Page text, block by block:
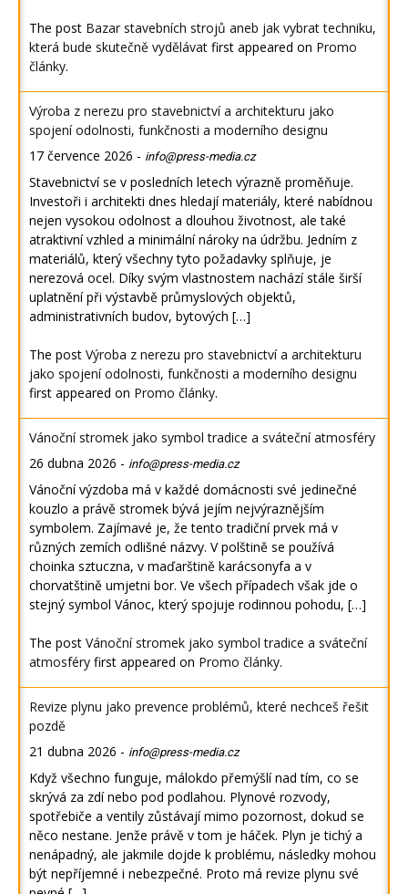
The post Bazar stavebních strojů aneb jak vybrat techniku,
která bude skutečně vydělávat first appeared on Promo
články.
Výroba z nerezu pro stavebnictví a architekturu jako
spojení odolnosti, funkčnosti a moderního designu
17 července 2026 - info@press-media.cz
Stavebnictví se v posledních letech výrazně proměňuje.
Investoři i architekti dnes hledají materiály, které nabídnou
nejen vysokou odolnost a dlouhou životnost, ale také
atraktivní vzhled a minimální nároky na údržbu. Jedním z
materiálů, který všechny tyto požadavky splňuje, je
nerezová ocel. Díky svým vlastnostem nachází stále širší
uplatnění při výstavbě průmyslových objektů,
administrativních budov, bytových […]
The post Výroba z nerezu pro stavebnictví a architekturu
jako spojení odolnosti, funkčnosti a moderního designu
first appeared on Promo články.
Vánoční stromek jako symbol tradice a sváteční atmosféry
26 dubna 2026 - info@press-media.cz
Vánoční výzdoba má v každé domácnosti své jedinečné
kouzlo a právě stromek bývá jejím nejvýraznějším
symbolem. Zajímavé je, že tento tradiční prvek má v
různých zemích odlišné názvy. V polštině se používá
choinka sztuczna, v maďarštině karácsonyfa a v
chorvatštině umjetni bor. Ve všech případech však jde o
stejný symbol Vánoc, který spojuje rodinnou pohodu, […]
The post Vánoční stromek jako symbol tradice a sváteční
atmosféry first appeared on Promo články.
Revize plynu jako prevence problémů, které nechceš řešit
pozdě
21 dubna 2026 - info@press-media.cz
Když všechno funguje, málokdo přemýšlí nad tím, co se
skrývá za zdí nebo pod podlahou. Plynové rozvody,
spotřebiče a ventily zůstávají mimo pozornost, dokud se
něco nestane. Jenže právě v tom je háček. Plyn je tichý a
nenápadný, ale jakmile dojde k problému, následky mohou
být nepříjemné i nebezpečné. Proto má revize plynu své